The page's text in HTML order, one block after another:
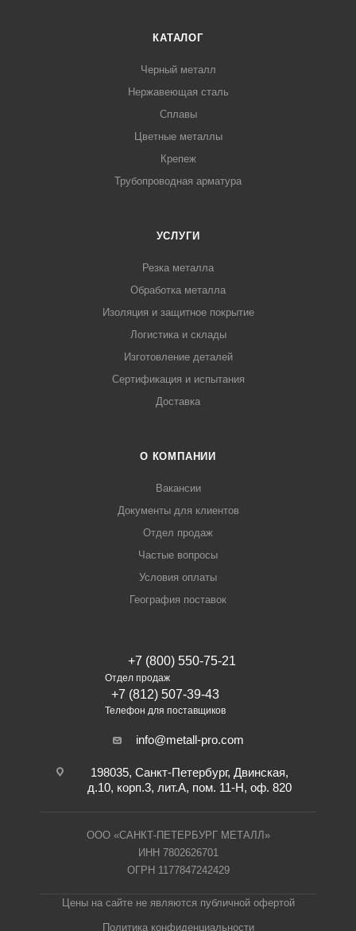
КАТАЛОГ
Черный металл
Нержавеющая сталь
Сплавы
Цветные металлы
Крепеж
Трубопроводная арматура
УСЛУГИ
Резка металла
Обработка металла
Изоляция и защитное покрытие
Логистика и склады
Изготовление деталей
Сертификация и испытания
Доставка
О КОМПАНИИ
Вакансии
Документы для клиентов
Отдел продаж
Частые вопросы
Условия оплаты
География поставок
+7 (800) 550-75-21
Отдел продаж
+7 (812) 507-39-43
Телефон для поставщиков
info@metall-pro.com
198035, Санкт-Петербург, Двинская,
д.10, корп.3, лит.А, пом. 11-Н, оф. 820
ООО «САНКТ-ПЕТЕРБУРГ МЕТАЛЛ»
ИНН 7802626701
ОГРН 1177847242429
Цены на сайте не являются публичной офертой
Политика конфиденциальности